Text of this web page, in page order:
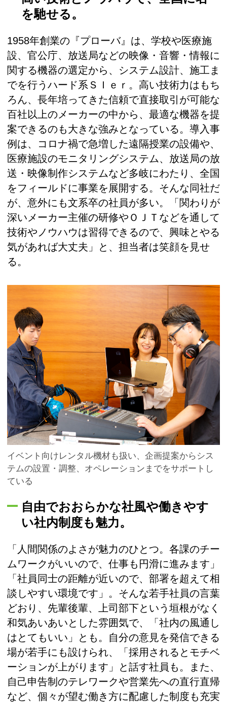
を馳せる。
1958年創業の『プローバ』は、学校や医療施
設、官公庁、放送局などの映像・音響・情報に
関する機器の選定から、システム設計、施工ま
でを行うハード系ＳＩｅｒ。高い技術力はもち
ろん、長年培ってきた信頼で直接取引が可能な
百社以上のメーカーの中から、最適な機器を提
案できるのも大きな強みとなっている。導入事
例は、コロナ禍で急増した遠隔授業の設備や、
医療施設のモニタリングシステム、放送局の放
送・映像制作システムなど多岐にわたり、全国
をフィールドに事業を展開する。そんな同社だ
が、意外にも文系卒の社員が多い。「関わりが
深いメーカー主催の研修やＯＪＴなどを通して
技術やノウハウは習得できるので、興味とやる
気があれば大丈夫」と、担当者は笑顔を見せ
る。
イベント向けレンタル機材も扱い、企画提案からシス
テムの設置・調整、オペレーションまでをサポートし
ている
自由でおおらかな社風や働きやす
い社内制度も魅力。
「人間関係のよさが魅力のひとつ。各課のチー
ムワークがいいので、仕事も円滑に進みます」
「社員同士の距離が近いので、部署を超えて相
談しやすい環境です」。そんな若手社員の言葉
どおり、先輩後輩、上司部下という垣根がなく
和気あいあいとした雰囲気で、「社内の風通し
はとてもいい」とも。自分の意見を発信できる
場が若手にも設けられ、「採用されるとモチベ
ーションが上がります」と話す社員も。また、
自己申告制のテレワークや営業先への直行直帰
など、個々が望む働き方に配慮した制度も充実